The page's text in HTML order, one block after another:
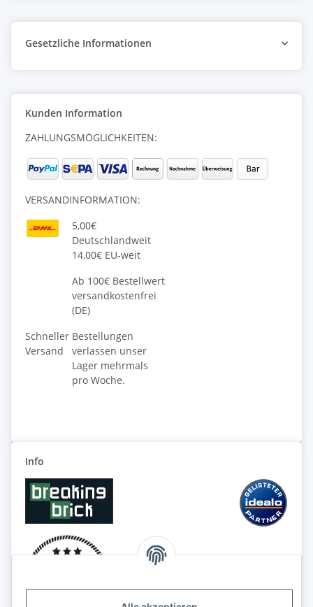
Gesetzliche Informationen
Kunden Information
ZAHLUNGSMÖGLICHKEITEN:
VERSANDINFORMATION:
5,00€
Deutschlandweit
14,00€ EU-weit
Ab 100€ Bestellwert
versandkostenfrei
(DE)
Schneller
Versand
Bestellungen
verlassen unser
Lager mehrmals
pro Woche.
Info